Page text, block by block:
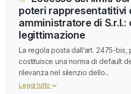
poteri rappresentatitivi
amministratore di S.r.l.:
legittimazione
La regola posta dall’art. 2475-bis,
costituisce una norma di default
rilevanza nel silenzio dello...
Leggi tutto